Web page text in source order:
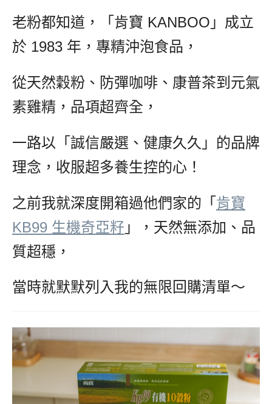
老粉都知道，「肯寶 KANBOO」成立
於 1983 年，專精沖泡食品，
從天然穀粉、防彈咖啡、康普茶到元氣
素雞精，品項超齊全，
一路以「誠信嚴選、健康久久」的品牌
理念，收服超多養生控的心！
之前我就深度開箱過他們家的「 肯寶
KB99 生機奇亞籽 」，天然無添加、品
質超穩，
當時就默默列入我的無限回購清單～